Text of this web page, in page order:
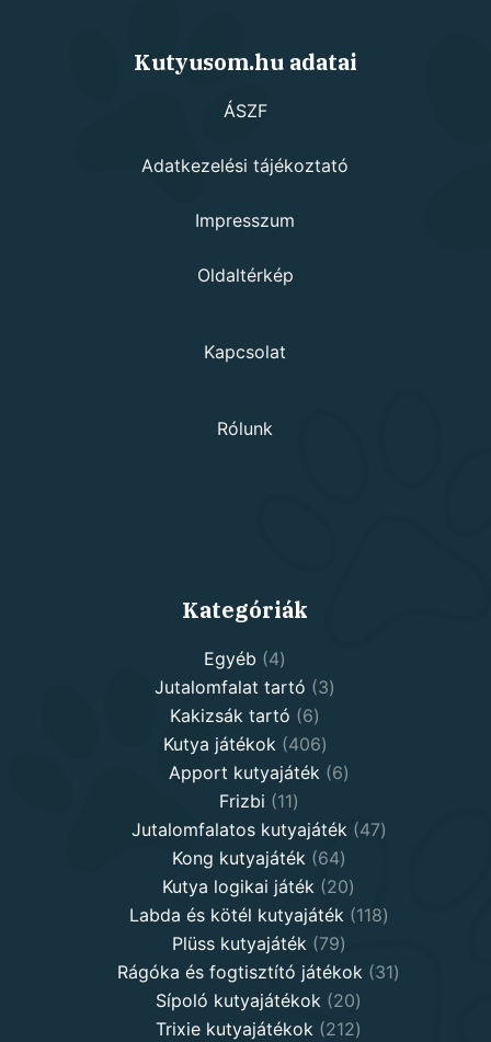
Kutyusom.hu adatai
ÁSZF
Adatkezelési tájékoztató
Impresszum
Oldaltérkép
Kapcsolat
Rólunk
Kategóriák
Egyéb 44
products
Jutalomfalat tartó 33
Kakizsák tartó 66
products
Kutya játékok 406406
products
Apport kutyajáték 66
Frizbi 1111
products
Jutalomfalatos kutyajáték 4747
Kong kutyajáték 6464
products
Kutya logikai játék 2020
products
Labda és kötél kutyajáték 118118
Plüss kutyajáték 7979
products
Rágóka és fogtisztító játékok 3131
Sípoló kutyajátékok 2020
products
Trixie kutyajátékok 212212